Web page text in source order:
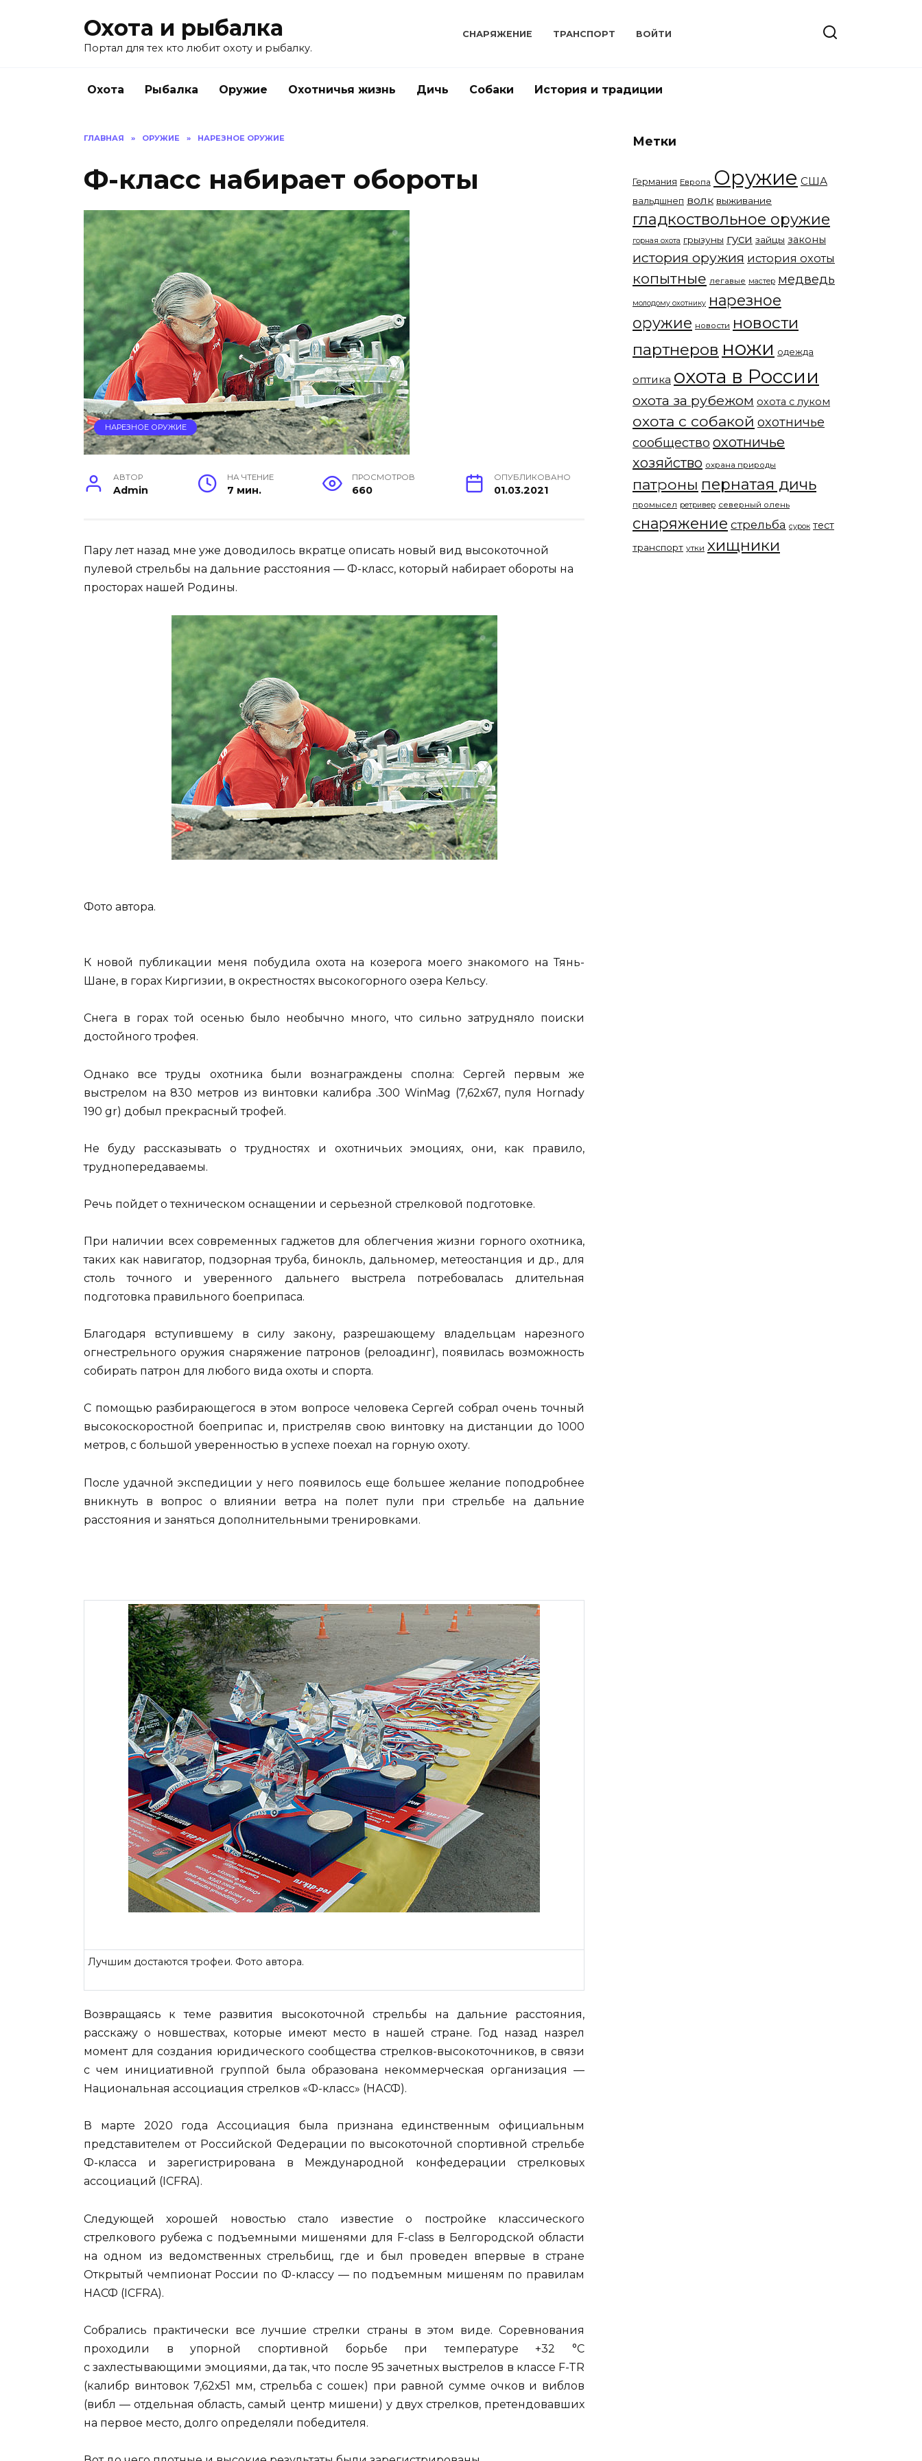
Охота и рыбалка
Портал для тех кто любит охоту и рыбалку.
СНАРЯЖЕНИЕ ТРАНСПОРТ ВОЙТИ
Охота Рыбалка Оружие Охотничья жизнь Дичь Собаки История и традиции
ГЛАВНАЯ » ОРУЖИЕ » НАРЕЗНОЕ ОРУЖИЕ
Ф-класс набирает обороты
НАРЕЗНОЕ ОРУЖИЕ
АВТОР
Admin
НА ЧТЕНИЕ
7 мин.
ПРОСМОТРОВ
660
ОПУБЛИКОВАНО
01.03.2021
Пару лет назад мне уже доводилось вкратце описать новый вид высокоточной
пулевой стрельбы на дальние расстояния — Ф-класс, который набирает обороты на
просторах нашей Родины.
Фото автора.
К новой публикации меня побудила охота на козерога моего знакомого на Тянь-
Шане, в горах Киргизии, в окрестностях высокогорного озера Кельсу.
Снега в горах той осенью было необычно много, что сильно затрудняло поиски
достойного трофея.
Однако все труды охотника были вознаграждены сполна: Сергей первым же
выстрелом на 830 метров из винтовки калибра .300 WinMag (7,62х67, пуля Hornady
190 gr) добыл прекрасный трофей.
Не буду рассказывать о трудностях и охотничьих эмоциях, они, как правило,
труднопередаваемы.
Речь пойдет о техническом оснащении и серьезной стрелковой подготовке.
При наличии всех современных гаджетов для облегчения жизни горного охотника,
таких как навигатор, подзорная труба, бинокль, дальномер, метеостанция и др., для
столь точного и уверенного дальнего выстрела потребовалась длительная
подготовка правильного боеприпаса.
Благодаря вступившему в силу закону, разрешающему владельцам нарезного
огнестрельного оружия снаряжение патронов (релоадинг), появилась возможность
собирать патрон для любого вида охоты и спорта.
С помощью разбирающегося в этом вопросе человека Сергей собрал очень точный
высокоскоростной боеприпас и, пристреляв свою винтовку на дистанции до 1000
метров, с большой уверенностью в успехе поехал на горную охоту.
После удачной экспедиции у него появилось еще большее желание поподробнее
вникнуть в вопрос о влиянии ветра на полет пули при стрельбе на дальние
расстояния и заняться дополнительными тренировками.
Лучшим достаются трофеи. Фото автора.
Возвращаясь к теме развития высокоточной стрельбы на дальние расстояния,
расскажу о новшествах, которые имеют место в нашей стране. Год назад назрел
момент для создания юридического сообщества стрелков-высокоточников, в связи
с чем инициативной группой была образована некоммерческая организация —
Национальная ассоциация стрелков «Ф-класс» (НАСФ).
В марте 2020 года Ассоциация была признана единственным официальным
представителем от Российской Федерации по высокоточной спортивной стрельбе
Ф-класса и зарегистрирована в Международной конфедерации стрелковых
ассоциаций (ICFRA).
Следующей хорошей новостью стало известие о постройке классического
стрелкового рубежа с подъемными мишенями для F-class в Белгородской области
на одном из ведомственных стрельбищ, где и был проведен впервые в стране
Открытый чемпионат России по Ф-классу — по подъемным мишеням по правилам
НАСФ (ICFRA).
Собрались практически все лучшие стрелки страны в этом виде. Соревнования
проходили в упорной спортивной борьбе при температуре +32 °С
с захлестывающими эмоциями, да так, что после 95 зачетных выстрелов в классе F-TR
(калибр винтовок 7,62х51 мм, стрельба с сошек) при равной сумме очков и виблов
(вибл — отдельная область, самый центр мишени) у двух стрелков, претендовавших
на первое место, долго определяли победителя.
Метки
Германия Европа Оружие США
вальдшнеп волк выживание
гладкоствольное оружие
горная охота грызуны гуси зайцы законы
история оружия история охоты
копытные легавые мастер медведь
молодому охотнику нарезное
оружие новости новости
партнеров ножи одежда
оптика охота в России
охота за рубежом охота с луком
охота с собакой охотничье
сообщество охотничье
хозяйство охрана природы
патроны пернатая дичь
промысел ретривер северный олень
снаряжение стрельба сурок тест
транспорт утки хищники